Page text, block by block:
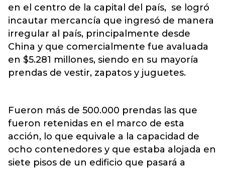
en el centro de la capital del país, se logró
incautar mercancía que ingresó de manera
irregular al país, principalmente desde
China y que comercialmente fue avaluada
en $5.281 millones, siendo en su mayoría
prendas de vestir, zapatos y juguetes.
Fueron más de 500.000 prendas las que
fueron retenidas en el marco de esta
acción, lo que equivale a la capacidad de
ocho contenedores y que estaba alojada en
siete pisos de un edificio que pasará a